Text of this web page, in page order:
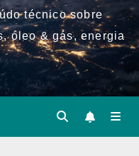
técnico sobre
óleo & gás, energia